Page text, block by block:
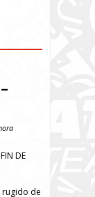
DE
rugido de